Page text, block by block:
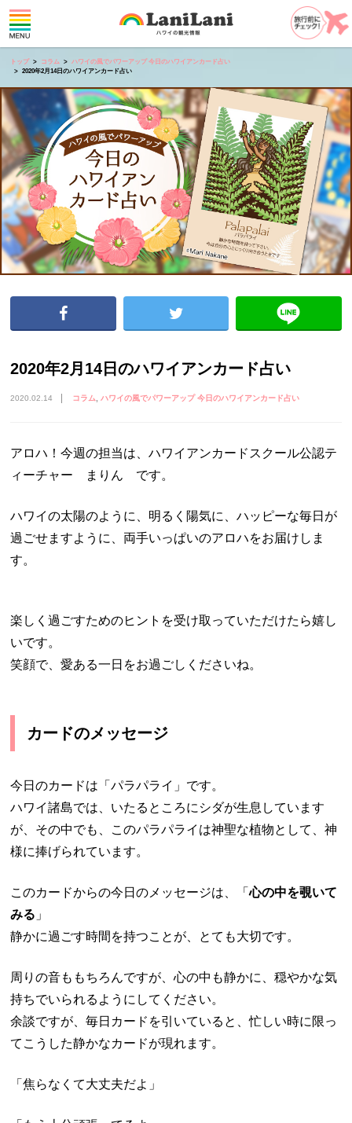
トップ コラム
ハワイの風でパワーアップ 今日のハワイアンカード占い
2020年2月14日のハワイアンカード占い
2020年2月14日のハワイアンカード占い
2020.02.14 コラム ハワイの風でパワーアップ 今日のハワイアンカード占い
アロハ！今週の担当は、ハワイアンカードスクール公認テ
ィーチャー まりん です。
ハワイの太陽のように、明るく陽気に、ハッピーな毎日が
過ごせますように、両手いっぱいのアロハをお届けしま
す。
楽しく過ごすためのヒントを受け取っていただけたら嬉し
いです。
笑顔で、愛ある一日をお過ごしくださいね。
カードのメッセージ
今日のカードは「パラパライ」です。
ハワイ諸島では、いたるところにシダが生息しています
が、その中でも、このパラパライは神聖な植物として、神
様に捧げられています。
このカードからの今日のメッセージは、「心の中を覗いて
みる 」
静かに過ごす時間を持つことが、とても大切です。
周りの音ももちろんですが、心の中も静かに、穏やかな気
持ちでいられるようにしてください。
余談ですが、毎日カードを引いていると、忙しい時に限っ
てこうした静かなカードが現れます。
「焦らなくて大丈夫だよ」